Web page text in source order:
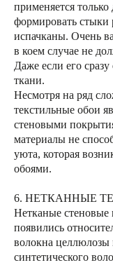
применяется
формировать стыки
испачканы. Очень
в коем случае не
Даже если его
ткани.
Несмотря на ряд
текстильные обои
стеновыми
материалы не
уюта, которая
обоями.
6. НЕТКАННЫЕ
Нетканые
появились
волокна целлюлозы
синтетического